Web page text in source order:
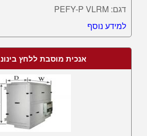
דגם: PEFY-P VLRM
למידע נוסף
אנכית מוסבת ללחץ